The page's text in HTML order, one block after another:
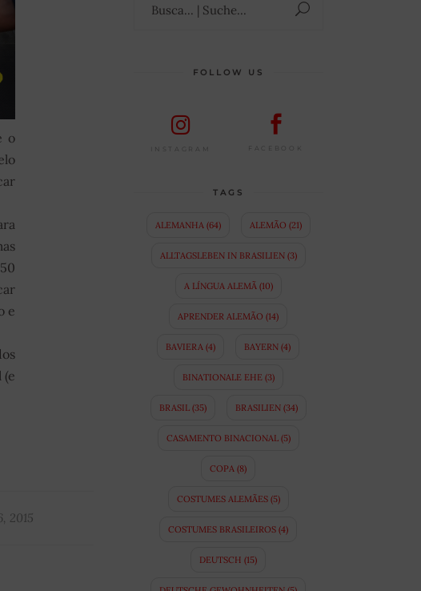
o
e
2015
FOLLOW US
INSTAGRAM FACEBOOK
TAGS
ALEMANHA (64) ALEMÃO (21)
ALLTAGSLEBEN IN BRASILIEN(3)
A LÍNGUA ALEMÃ (10)
APRENDER ALEMÃO (14)
BAVIERA (4) BAYERN (4)
BINATIONALE EHE(3)
BRASIL(35) BRASILIEN(34)
CASAMENTO BINACIONAL(5)
COPA (8)
COSTUMES ALEMÃES(5)
COSTUMES BRASILEIROS (4)
DEUTSCH (15)